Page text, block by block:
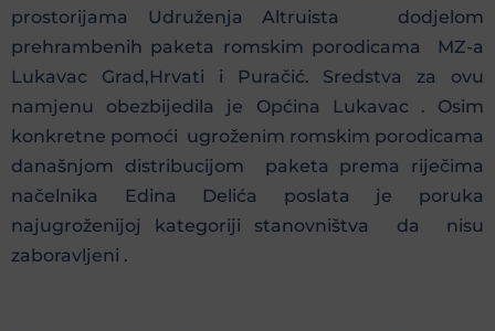
prostorijama Udruženja Altruista dodjelom
prehrambenih paketa romskim porodicama MZ-a
Lukavac Grad,Hrvati i Puračić. Sredstva za ovu
namjenu obezbijedila je Općina Lukavac . Osim
konkretne pomoći ugroženim romskim porodicama
današnjom distribucijom paketa prema riječima
načelnika Edina Delića poslata je poruka
najugroženijoj kategoriji stanovništva da nisu
zaboravljeni .